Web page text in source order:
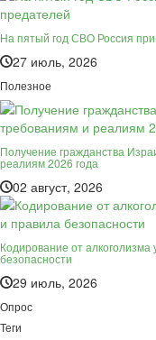
На пятый год СВО Россия
27 июль, 2026
Полезное
Получение гражданства
реалиям 2026 года
02 август, 2026
Кодирование от
безопасности
29 июль, 2026
Опрос
Теги